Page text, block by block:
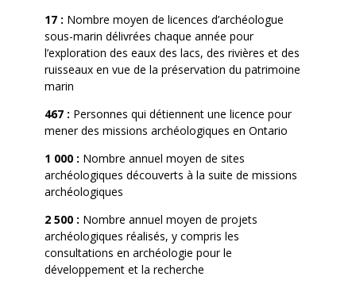
17 : Nombre moyen de licences d’archéologue
sous-marin délivrées chaque année pour
l’exploration des eaux des lacs, des rivières et des
ruisseaux en vue de la préservation du patrimoine
marin
467 : Personnes qui détiennent une licence pour
mener des missions archéologiques en Ontario
1 000 : Nombre annuel moyen de sites
archéologiques découverts à la suite de missions
archéologiques
2 500 : Nombre annuel moyen de projets
archéologiques réalisés, y compris les
consultations en archéologie pour le
développement et la recherche